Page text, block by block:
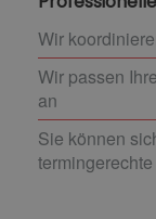
Wir
Wir passen
an
Sie können